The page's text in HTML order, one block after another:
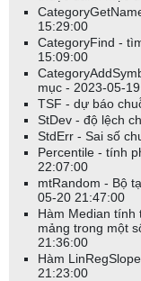
15:29:00
CategoryFind -
15:09:00
mục - 2023-05-
TSF - dự báo
StDev - độ lệch
StdErr - Sai số
Percentile - tính
22:07:00
mtRandom - Bộ
05-20 21:47:00
Hàm Median tính
mảng trong một
21:36:00
Hàm
21:23:00